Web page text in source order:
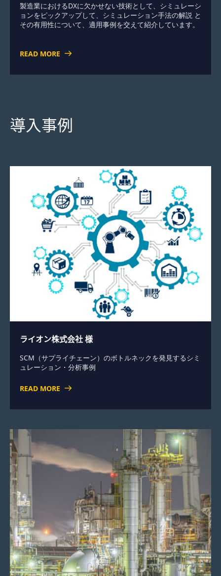
製造業におけるDXに欠かせない技術として、シミュレーシ
ョンをピックアップして、シミュレーション手法の解説 と
その有用性について、適用事例を交えて紹介しています。
READ MORE
導入事例
ライオン株式会社 様
SCM（サプライチェーン）のボトルネックを発見するシミ
ュレーション・分析事例
READ MORE